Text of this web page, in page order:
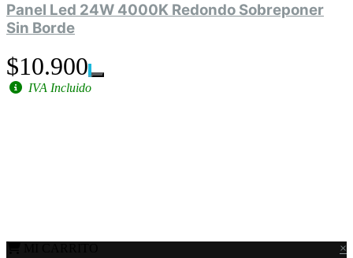
Panel Led 24W 4000K Redondo Sobreponer
Sin Borde
$10.900
IVA Incluido
×